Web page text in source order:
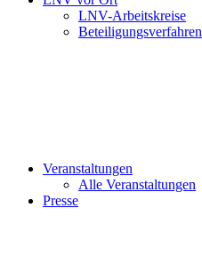
LNV-Arbeitskreise
Beteiligungsverfahren
Veranstaltungen
Alle Veranstaltungen
Presse